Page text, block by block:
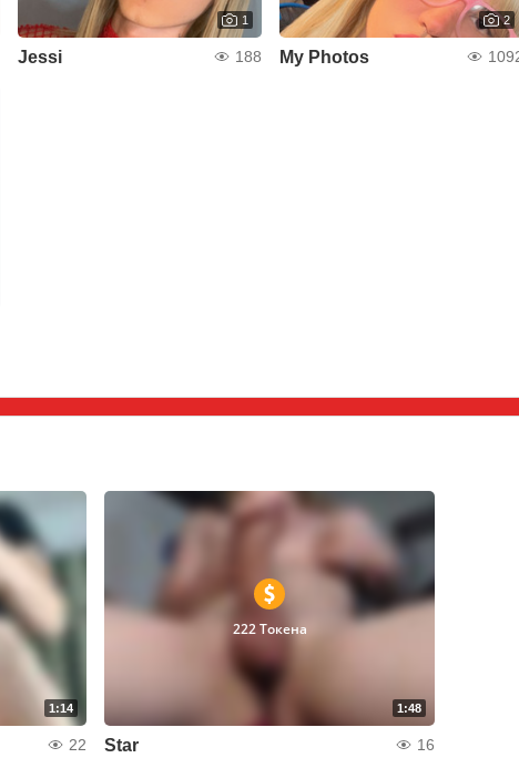
1
Jessi 188
2
My Photos
1:14
22
1:48
222 Токена
Star 16